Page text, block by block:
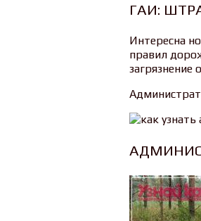
ГАИ:
Интересна
правил